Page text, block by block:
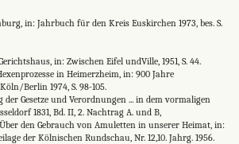
in: Jahrbuch für den Kreis Euskirchen 1973, bes. S.
in: Zwischen Eifel undVille, 1951, S. 44.
in Heimerzheim, in: 900 Jahre
Berlin 1974, S. 98-105.
Gesetze und Verordnungen ... in dem vormaligen
1831, Bd. II, 2. Nachtrag A. und B,
den Gebrauch von Amuletten in unserer Heimat, in:
der Kölnischen Rundschau, Nr. 12,10. Jahrg. 1956.